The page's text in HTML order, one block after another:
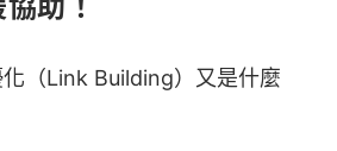
（Link Building）又是什麼